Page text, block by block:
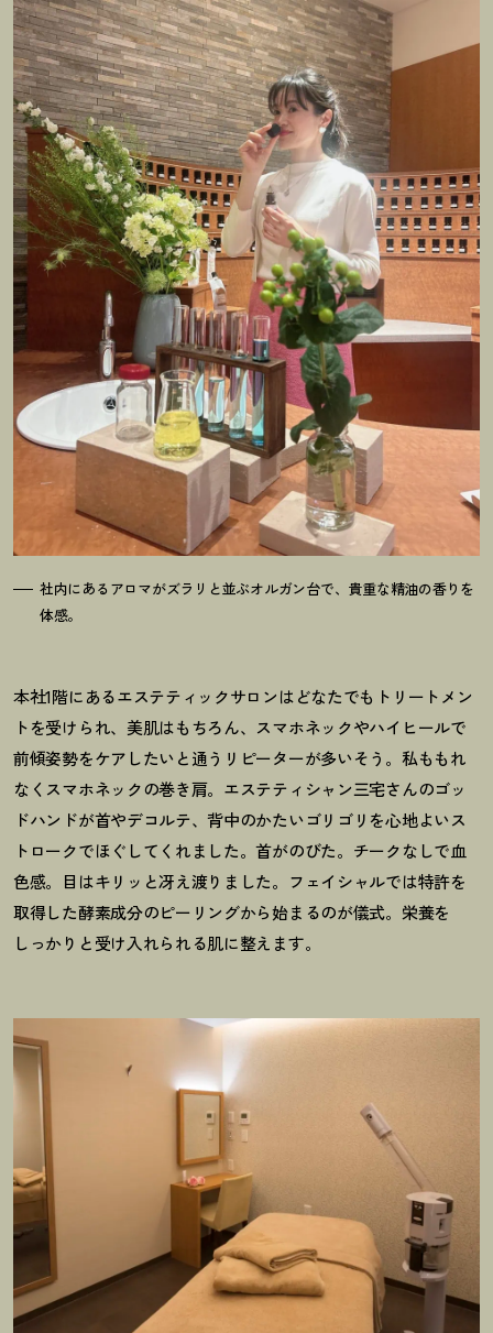
社内にあるアロマがズラリと並ぶオルガン台で、貴重な精油の香りを
体感。
本社1階にあるエステティックサロンはどなたでもトリートメン
トを受けられ、美肌はもちろん、スマホネックやハイヒールで
前傾姿勢をケアしたいと通うリピーターが多いそう。私ももれ
なくスマホネックの巻き肩。エステティシャン三宅さんのゴッ
ドハンドが首やデコルテ、背中のかたいゴリゴリを心地よいス
トロークでほぐしてくれました。首がのびた。チークなしで血
色感。目はキリッと冴え渡りました。フェイシャルでは特許を
取得した酵素成分のピーリングから始まるのが儀式。栄養を
しっかりと受け入れられる肌に整えます。